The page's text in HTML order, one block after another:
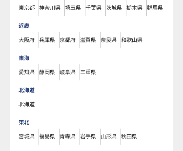
東京都 神奈川県 埼玉県 千葉県 茨城県 栃木県 群馬県
近畿
大阪府 兵庫県 京都府 滋賀県 奈良県 和歌山県
東海
愛知県 静岡県 岐阜県 三重県
北海道
北海道
東北
宮城県 福島県 青森県 岩手県 山形県 秋田県